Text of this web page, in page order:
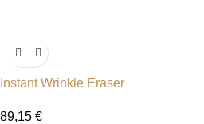
Instant Wrinkle Eraser
89,15 €